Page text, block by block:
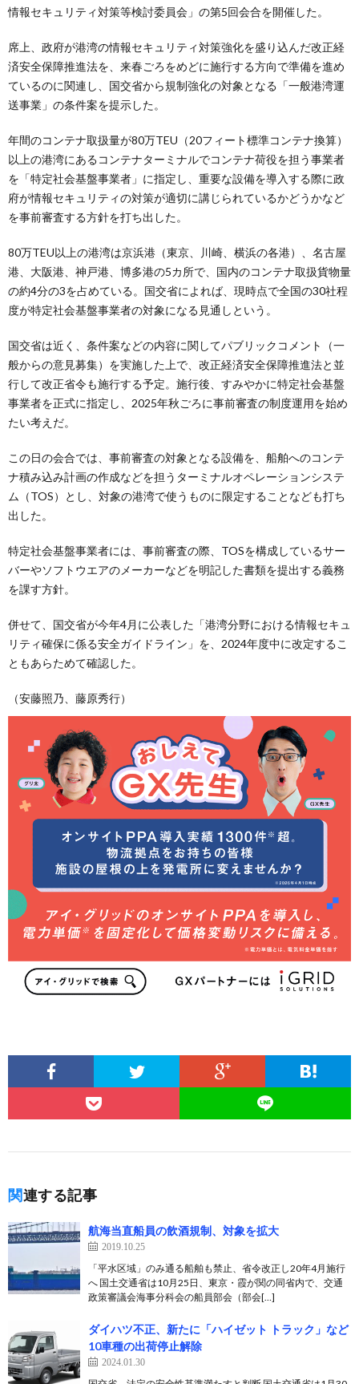
情報セキュリティ対策等検討委員会」の第5回会合を開催した。
席上、政府が港湾の情報セキュリティ対策強化を盛り込んだ改正経
済安全保障推進法を、来春ごろをめどに施行する方向で準備を進め
ているのに関連し、国交省から規制強化の対象となる「一般港湾運
送事業」の条件案を提示した。
年間のコンテナ取扱量が80万TEU（20フィート標準コンテナ換算）
以上の港湾にあるコンテナターミナルでコンテナ荷役を担う事業者
を「特定社会基盤事業者」に指定し、重要な設備を導入する際に政
府が情報セキュリティの対策が適切に講じられているかどうかなど
を事前審査する方針を打ち出した。
80万TEU以上の港湾は京浜港（東京、川崎、横浜の各港）、名古屋
港、大阪港、神戸港、博多港の5カ所で、国内のコンテナ取扱貨物量
の約4分の3を占めている。国交省によれば、現時点で全国の30社程
度が特定社会基盤事業者の対象になる見通しという。
国交省は近く、条件案などの内容に関してパブリックコメント（一
般からの意見募集）を実施した上で、改正経済安全保障推進法と並
行して改正省令も施行する予定。施行後、すみやかに特定社会基盤
事業者を正式に指定し、2025年秋ごろに事前審査の制度運用を始め
たい考えだ。
この日の会合では、事前審査の対象となる設備を、船舶へのコンテ
ナ積み込み計画の作成などを担うターミナルオペレーションシステ
ム（TOS）とし、対象の港湾で使うものに限定することなども打ち
出した。
特定社会基盤事業者には、事前審査の際、TOSを構成しているサー
バーやソフトウエアのメーカーなどを明記した書類を提出する義務
を課す方針。
併せて、国交省が今年4月に公表した「港湾分野における情報セキュ
リティ確保に係る安全ガイドライン」を、2024年度中に改定するこ
ともあらためて確認した。
（安藤照乃、藤原秀行）
関連する記事
航海当直船員の飲酒規制、対象を拡大
2019.10.25
「平水区域」のみ通る船舶も禁止、省令改正し20年4月施行
へ 国土交通省は10月25日、東京・霞が関の同省内で、交通
政策審議会海事分科会の船員部会（部会[…]
ダイハツ不正、新たに「ハイゼット トラック」など
10車種の出荷停止解除
2024.01.30